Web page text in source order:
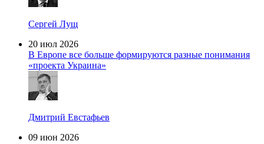
Сергей Лущ
20 июл 2026
В Европе все больше формируются разные понимания
«проекта Украина»
Дмитрий Евстафьев
09 июн 2026